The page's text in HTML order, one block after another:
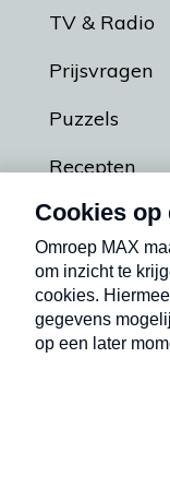
TV & Radio
Prijsvragen
Puzzels
Recepten
Podcasts